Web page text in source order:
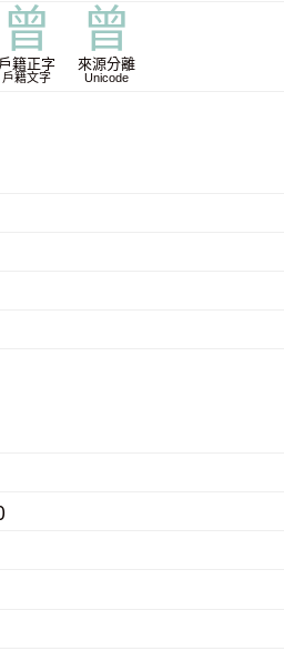
曾
戶籍正字
戶籍文字
曾
來源分離
Unicode